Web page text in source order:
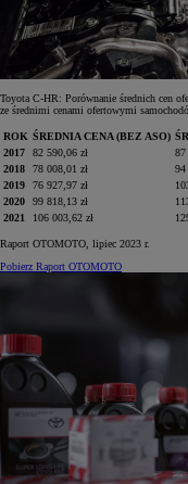
Toyota C-HR: Porównanie średnich cen
ze średnimi cenami ofertowymi
ROK ŚREDNIA CENA (BEZ ASO)
2017
82 590,06 zł 87
2018
78 008,01 zł 94
2019
76 927,97 zł
2020
99 818,13 zł
2021
106 003,62 zł
Raport OTOMOTO, lipiec 2023 r.
Pobierz Raport OTOMOTO